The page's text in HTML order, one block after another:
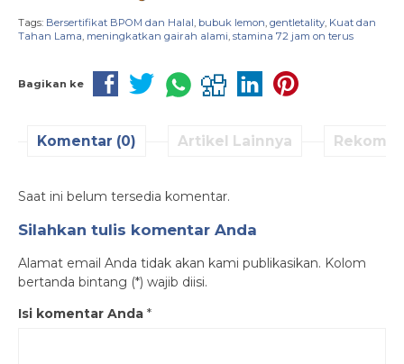
Tags: Bersertifikat BPOM dan Halal, bubuk lemon, gentletality, Kuat dan
Tahan Lama, meningkatkan gairah alami, stamina 72 jam on terus
Bagikan ke
Komentar (0) Artikel Lainnya
Saat ini belum tersedia komentar.
Silahkan tulis komentar Anda
Alamat email Anda tidak akan kami publikasikan. Kolom
bertanda bintang (*) wajib diisi.
Isi komentar Anda *